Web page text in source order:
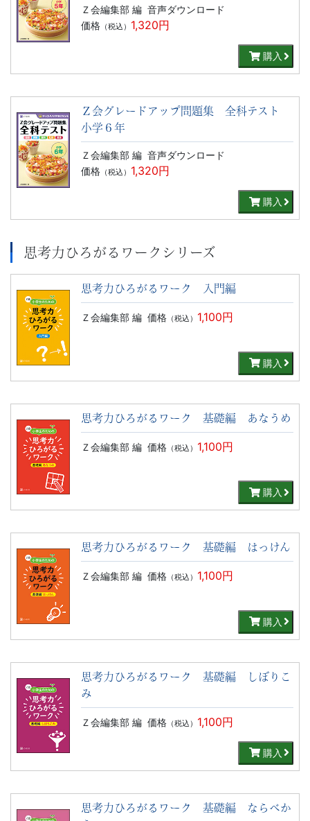
Ｚ会編集部 編 音声ダウンロード
価格（税込） 1,320円
購入
Ｚ会グレードアップ問題集 全科テスト
小学６年
Ｚ会編集部 編 音声ダウンロード
価格（税込） 1,320円
購入
思考力ひろがるワークシリーズ
思考力ひろがるワーク 入門編
Ｚ会編集部 編 価格（税込） 1,100円
購入
思考力ひろがるワーク 基礎編 あなうめ
Ｚ会編集部 編 価格（税込） 1,100円
購入
思考力ひろがるワーク 基礎編 はっけん
Ｚ会編集部 編 価格（税込） 1,100円
購入
思考力ひろがるワーク 基礎編 しぼりこ
み
Ｚ会編集部 編 価格（税込） 1,100円
購入
思考力ひろがるワーク 基礎編 ならべか